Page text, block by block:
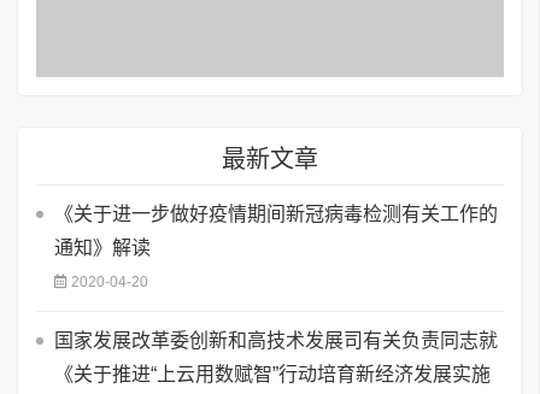
最新文章
《关于进一步做好疫情期间新冠病毒检测有关工作的
通知》解读
2020-04-20
国家发展改革委创新和高技术发展司有关负责同志就
《关于推进“上云用数赋智”行动培育新经济发展实施